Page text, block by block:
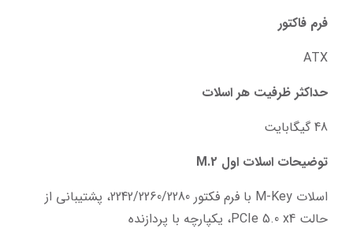
فرم فاکتور
ATX
حداکثر ظرفیت هر اسلات
48 گیگابایت
توضیحات اسلات اول M.2
حالت PCIe 5.0 x4، یکپارچه با پردازنده